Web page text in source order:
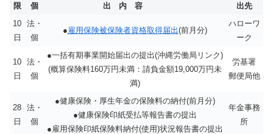
限
個
出 内 容
出先
10
日
法・
個
● 雇用保険被保険者資格取得届出(前月分)
ハローワ
ーク
10
日
法・
個
●一括有期事業開始届出の提出(沖縄労働局リンク)
(概算保険料160万円未満：請負金額19,000万円未
満)
労基署
郵便局他
28
日
法・
個
●健康保険・厚生年金の保険料の納付(前月分)
●健康保険印紙受払等報告書の提出
●雇用保険印紙保険料納付(使用)状況報告書の提出
年金事務
所